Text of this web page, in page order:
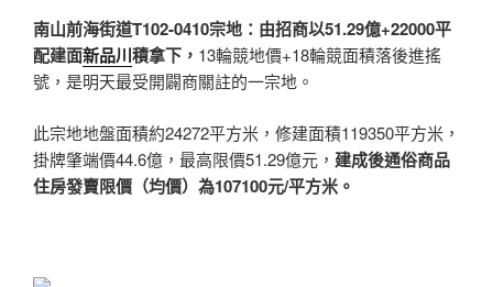
南山前海街道T102-0410宗地： 由招商以51.29億+22000平
配建面新品川積拿下， 13輪競地價+18輪競面積落後進搖
號，是明天最受開闢商關註的一宗地。
此宗地地盤面積約24272平方米，修建面積119350平方米，
掛牌肇端價44.6億，最高限價51.29億元， 建成後通俗商品
住房發賣限價（均價）為107100元/平方米。